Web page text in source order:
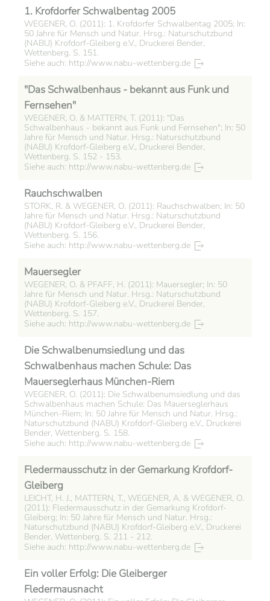
1. Krofdorfer Schwalbentag 2005
WEGENER, O. (2011): 1. Krofdorfer Schwalbentag 2005; In:
50 Jahre für Mensch und Natur. Hrsg.: Naturschutzbund
(NABU) Krofdorf-Gleiberg e.V., Druckerei Bender,
Wettenberg. S. 151.
Siehe auch: http://www.nabu-wettenberg.de
"Das Schwalbenhaus - bekannt aus Funk und
Fernsehen"
WEGENER, O. & MATTERN, T. (2011): "Das
Schwalbenhaus - bekannt aus Funk und Fernsehen"; In: 50
Jahre für Mensch und Natur. Hrsg.: Naturschutzbund
(NABU) Krofdorf-Gleiberg e.V., Druckerei Bender,
Wettenberg. S. 152 - 153.
Siehe auch: http://www.nabu-wettenberg.de
Rauchschwalben
STORK, R. & WEGENER, O. (2011): Rauchschwalben; In: 50
Jahre für Mensch und Natur. Hrsg.: Naturschutzbund
(NABU) Krofdorf-Gleiberg e.V., Druckerei Bender,
Wettenberg. S. 156.
Siehe auch: http://www.nabu-wettenberg.de
Mauersegler
WEGENER, O. & PFAFF, H. (2011): Mauersegler; In: 50
Jahre für Mensch und Natur. Hrsg.: Naturschutzbund
(NABU) Krofdorf-Gleiberg e.V., Druckerei Bender,
Wettenberg. S. 157.
Siehe auch: http://www.nabu-wettenberg.de
Die Schwalbenumsiedlung und das
Schwalbenhaus machen Schule: Das
Mauerseglerhaus München-Riem
WEGENER, O. (2011): Die Schwalbenumsiedlung und das
Schwalbenhaus machen Schule: Das Mauerseglerhaus
München-Riem; In: 50 Jahre für Mensch und Natur. Hrsg.:
Naturschutzbund (NABU) Krofdorf-Gleiberg e.V., Druckerei
Bender, Wettenberg. S. 158.
Siehe auch: http://www.nabu-wettenberg.de
Fledermausschutz in der Gemarkung Krofdorf-
Gleiberg
LEICHT, H. J., MATTERN, T., WEGENER, A. & WEGENER, O.
(2011): Fledermausschutz in der Gemarkung Krofdorf-
Gleiberg; In: 50 Jahre für Mensch und Natur. Hrsg.:
Naturschutzbund (NABU) Krofdorf-Gleiberg e.V., Druckerei
Bender, Wettenberg. S. 211 - 212.
Siehe auch: http://www.nabu-wettenberg.de
Ein voller Erfolg: Die Gleiberger
Fledermausnacht